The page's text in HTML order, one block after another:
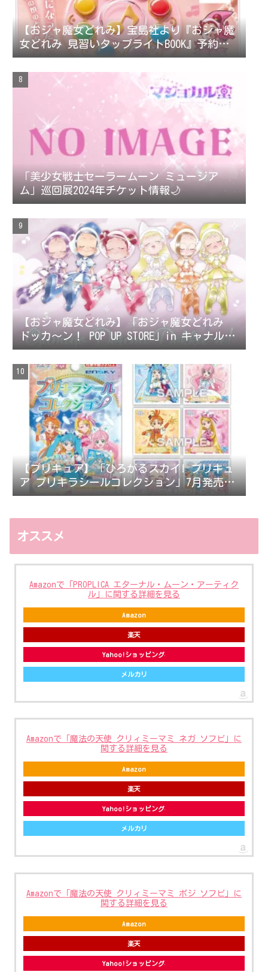
【おジャ魔女どれみ】宝島社より『おジャ魔
女どれみ 見習いタップライトBOOK』予約受
付中！
「美少女戦士セーラームーン ミュージア
ム」巡回展2024年チケット情報🌙
【おジャ魔女どれみ】「おジャ魔女どれみ
ドッカ〜ン！ POP UP STORE」in キャナルシ
ティオーパが開催決定！
【プリキュア】「ひろがるスカイ! プリキュ
ア プリキラシールコレクション」7月発売。
シール全62種。
オススメ
Amazonで「PROPLICA エターナル・ムーン・アーティク
ル」に関する詳細を見る
Amazon
楽天
Yahoo!ショッピング
メルカリ
Amazonで「魔法の天使 クリィミーマミ ネガ ソフビ」に
関する詳細を見る
Amazon
楽天
Yahoo!ショッピング
メルカリ
Amazonで「魔法の天使 クリィミーマミ ポジ ソフビ」に
関する詳細を見る
Amazon
楽天
Yahoo!ショッピング